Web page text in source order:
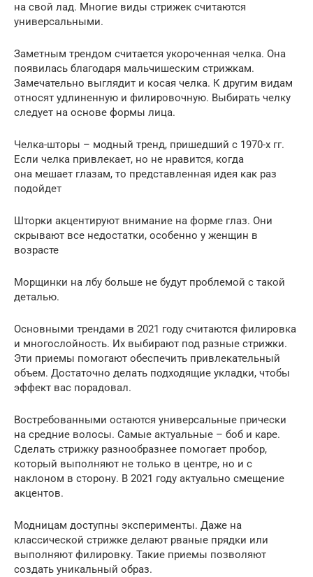
на свой лад. Многие виды стрижек считаются
универсальными.
Заметным трендом считается укороченная челка. Она
появилась благодаря мальчишеским стрижкам.
Замечательно выглядит и косая челка. К другим видам
относят удлиненную и филировочную. Выбирать челку
следует на основе формы лица.
Челка-шторы – модный тренд, пришедший с 1970-х гг.
Если челка привлекает, но не нравится, когда
она мешает глазам, то представленная идея как раз
подойдет
Шторки акцентируют внимание на форме глаз. Они
скрывают все недостатки, особенно у женщин в
возрасте
Морщинки на лбу больше не будут проблемой с такой
деталью.
Основными трендами в 2021 году считаются филировка
и многослойность. Их выбирают под разные стрижки.
Эти приемы помогают обеспечить привлекательный
объем. Достаточно делать подходящие укладки, чтобы
эффект вас порадовал.
Востребованными остаются универсальные прически
на средние волосы. Самые актуальные – боб и каре.
Сделать стрижку разнообразнее помогает пробор,
который выполняют не только в центре, но и с
наклоном в сторону. В 2021 году актуально смещение
акцентов.
Модницам доступны эксперименты. Даже на
классической стрижке делают рваные прядки или
выполняют филировку. Такие приемы позволяют
создать уникальный образ.